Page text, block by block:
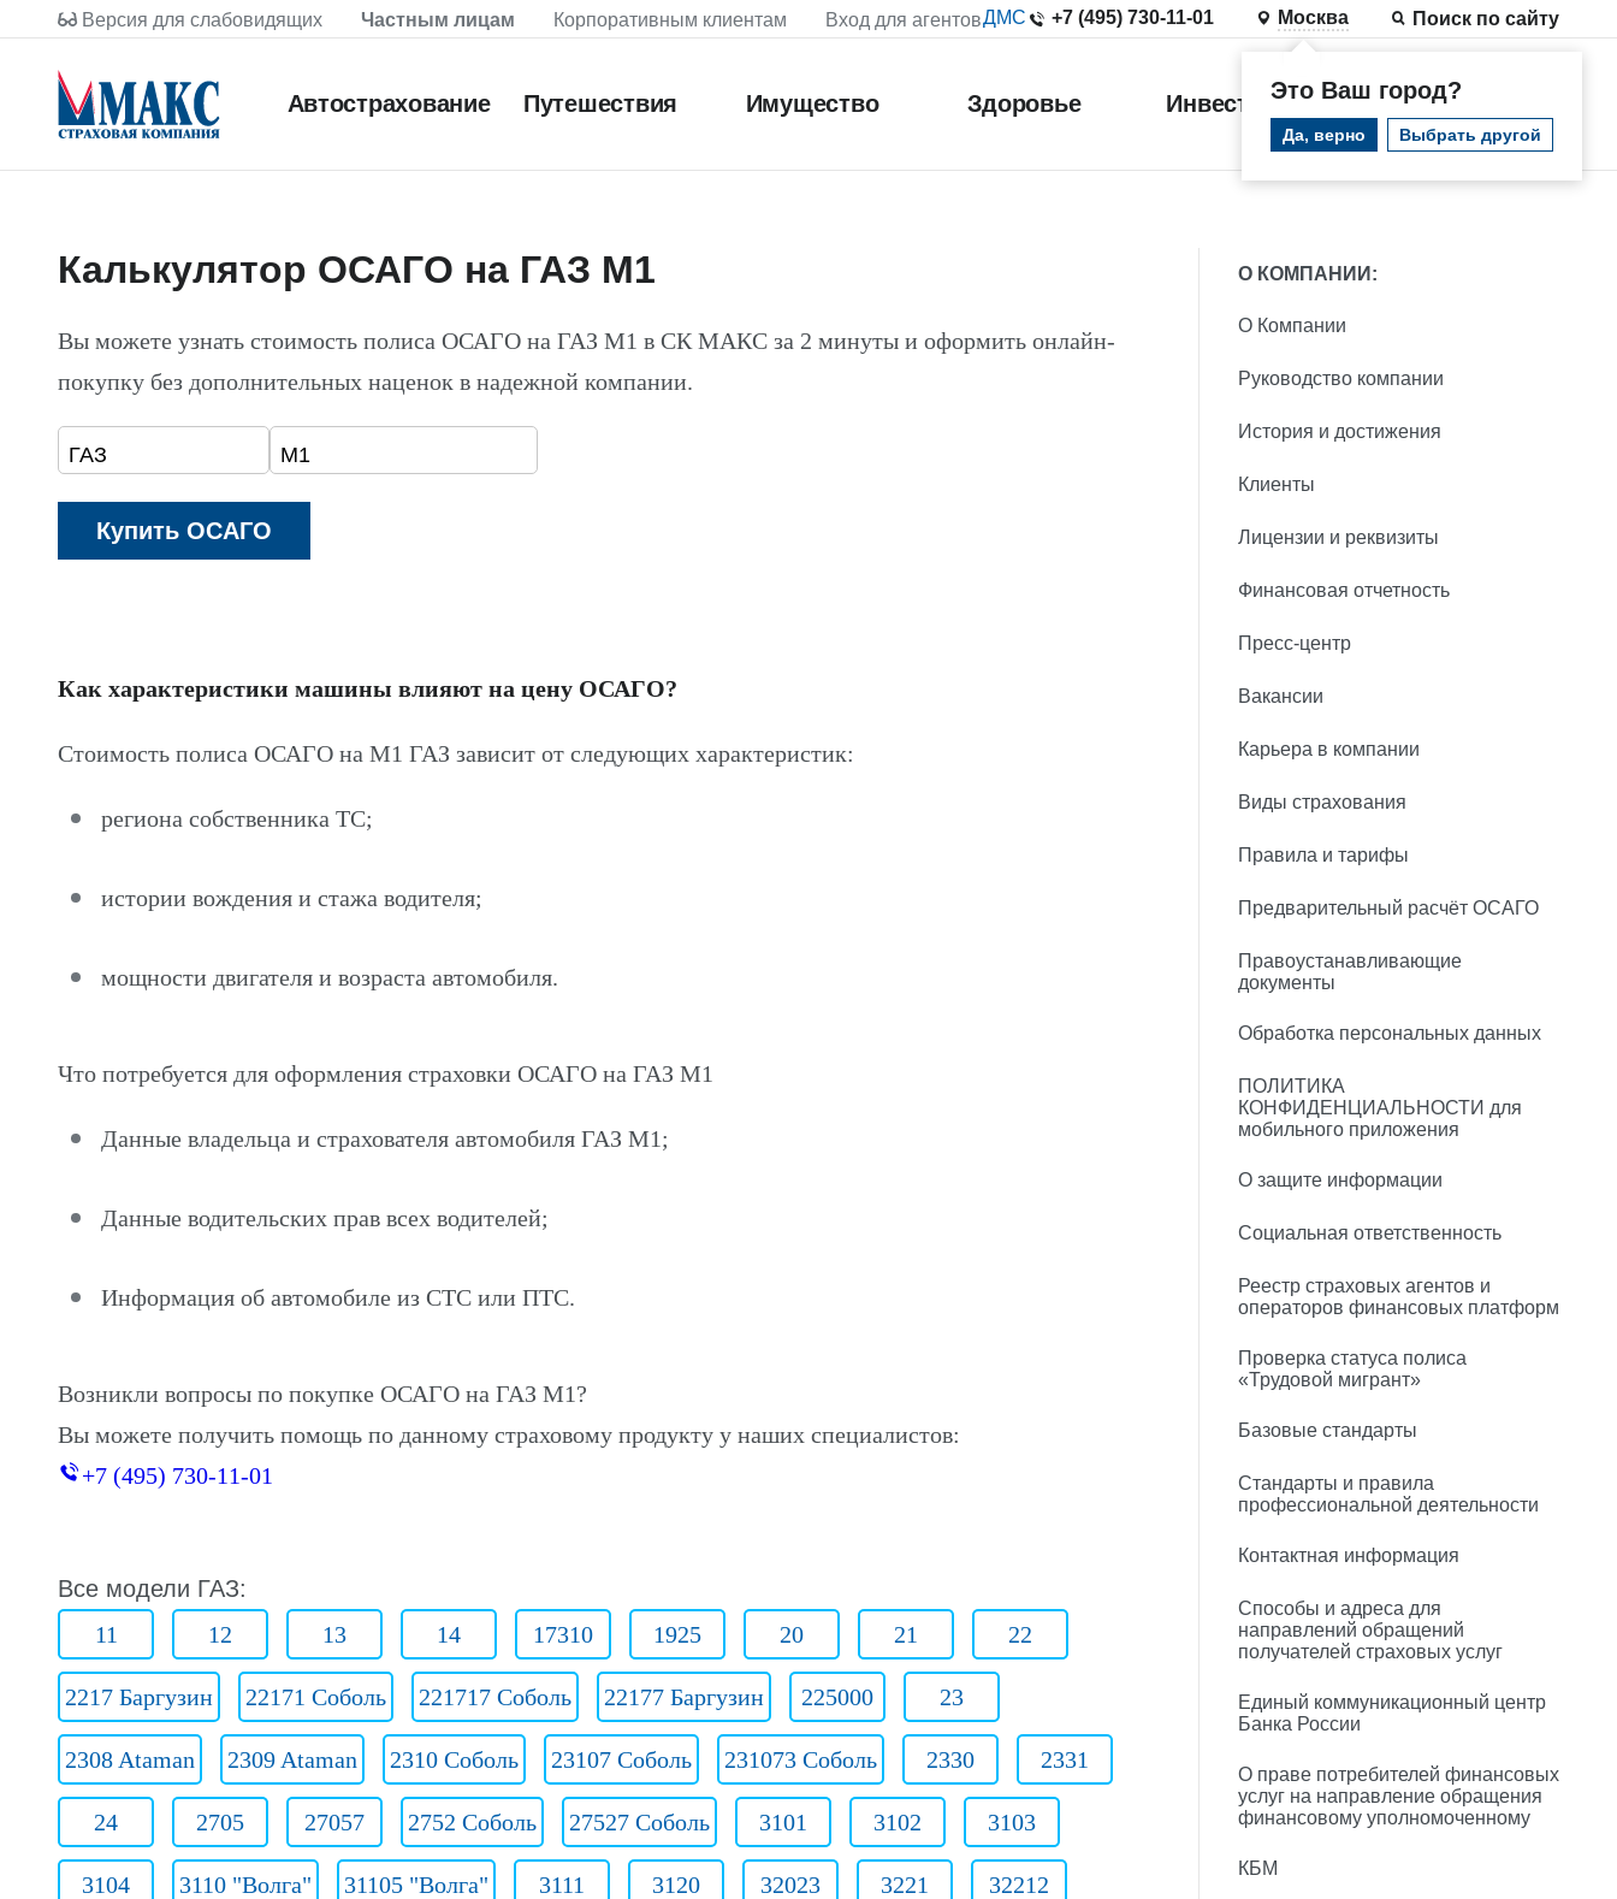
Версия для слабовидящих Частным лицам Корпоративным клиентам Вход для агентовДМС +7 (495) 730-11-01 Москва
Это Ваш город?
Да, верно Выбрать другой
Поиск по сайту
Автострахование Путешествия Имущество Здоровье Инвестиции
Калькулятор ОСАГО на ГАЗ М1
Вы можете узнать стоимость полиса ОСАГО на ГАЗ М1 в СК МАКС за 2 минуты и оформить онлайн-
покупку без дополнительных наценок в надежной компании.
Как характеристики машины влияют на цену ОСАГО?
Стоимость полиса ОСАГО на М1 ГАЗ зависит от следующих характеристик:
региона собственника ТС;
истории вождения и стажа водителя;
мощности двигателя и возраста автомобиля.
Что потребуется для оформления страховки ОСАГО на ГАЗ М1
Данные владельца и страхователя автомобиля ГАЗ М1;
Данные водительских прав всех водителей;
Информация об автомобиле из СТС или ПТС.
Возникли вопросы по покупке ОСАГО на ГАЗ М1?
Вы можете получить помощь по данному страховому продукту у наших специалистов:
+7 (495) 730-11-01
Все модели ГАЗ:
11
12 13 14 17310 1925 20 21 22
2217 Баргузин 22171 Соболь 221717 Соболь 22177 Баргузин 225000 23
2308 Ataman 2309 Ataman 2310 Соболь 23107 Соболь 231073 Соболь 2330 2331
24 2705 27057 2752 Соболь 27527 Соболь 3101 3102 3103
3104 3110 "Волга" 31105 "Волга" 3111 3120 32023 3221 32212
О КОМПАНИИ:
О Компании
Руководство компании
История и достижения
Клиенты
Лицензии и реквизиты
Финансовая отчетность
Пресс-центр
Вакансии
Карьера в компании
Виды страхования
Правила и тарифы
Предварительный расчёт ОСАГО
Правоустанавливающие
документы
Обработка персональных данных
ПОЛИТИКА
КОНФИДЕНЦИАЛЬНОСТИ для
мобильного приложения
О защите информации
Социальная ответственность
Реестр страховых агентов и
операторов финансовых платформ
Проверка статуса полиса
«Трудовой мигрант»
Базовые стандарты
Стандарты и правила
профессиональной деятельности
Контактная информация
Способы и адреса для
направлений обращений
получателей страховых услуг
Единый коммуникационный центр
Банка России
О праве потребителей финансовых
услуг на направление обращения
финансовому уполномоченному
КБМ